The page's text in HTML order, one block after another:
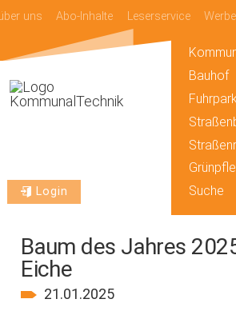
uns Abo-Inhalte Leserservice
Login
Bauhof
Suche
Baum des Jahres
Eiche
21.01.2025